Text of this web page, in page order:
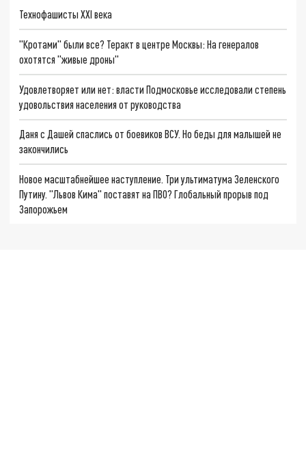
Технофашисты XXI века
"Кротами" были все? Теракт в центре Москвы: На генералов
охотятся "живые дроны"
Удовлетворяет или нет: власти Подмосковье исследовали степень
удовольствия населения от руководства
Даня с Дашей спаслись от боевиков ВСУ. Но беды для малышей не
закончились
Новое масштабнейшее наступление. Три ультиматума Зеленского
Путину. "Львов Кима" поставят на ПВО? Глобальный прорыв под
Запорожьем